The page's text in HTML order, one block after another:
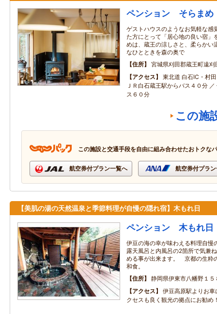
ペンション そらまめ
ゲストハウスのようなお気軽な感
た方にとって「居心地の良い宿」
めは、蔵王の涼しさと、柔らかい
なひとときを森の奥で
住所
宮城県刈田郡蔵王町遠
アクセス
東北道 白石IC・村
ＪＲ白石蔵王駅からバス４０分
ス６０分
この施
この施設と交通手段を自由に組み合わせたおトクな
航空券付プラン一覧へ 航空券付プラ
【美肌の湯の天然温泉と季節料理が自慢の隠れ宿】木もれ日
ペンション 木もれ日
伊豆の海の幸が味わえる料理自慢
露天風呂と内風呂の2箇所で気兼
める事が出来ます。 京都の生粋
和食。
住所
静岡県伊東市八幡野１５
アクセス
伊豆高原駅よりお
クセスも良く観光の拠点にお勧め